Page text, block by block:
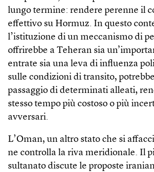
lungo termine: rendere perenne il
effettivo su Hormuz. In questo
l’istituzione di un meccanismo di
offrirebbe a Teheran sia
entrate sia una leva di influenza
sulle condizioni di transito,
passaggio di determinati alleati,
stesso tempo più costoso o più
avversari.
L’Oman, un altro stato che si
ne controlla la riva meridionale. Il
sultanato discute le proposte